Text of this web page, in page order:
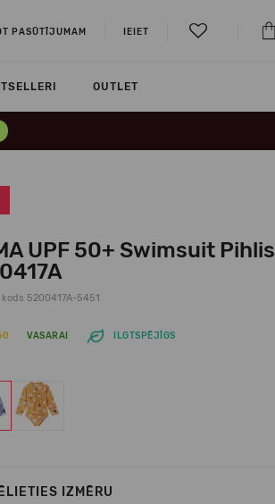
PASŪTĪJUMAM IEIET
OUTLET
UPF 50+ Swimsuit Pihlis
5200417A-5451
VASARAI ILGTSPĒJĪGS
IZMĒRU